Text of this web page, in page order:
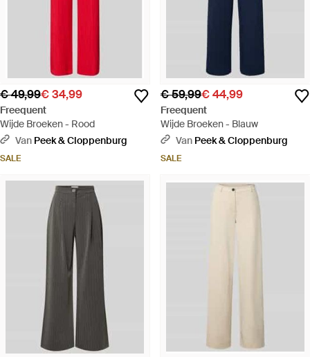
€ 49,99€ 34,99
Freequent
Wijde Broeken - Rood
Van Peek & Cloppenburg
SALE
€ 59,99€ 44,99
Freequent
Wijde Broeken - Blauw
Van Peek & Cloppenburg
SALE